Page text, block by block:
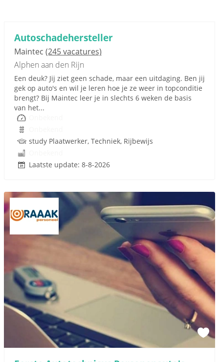
Autoschadehersteller
Maintec (245 vacatures)
Alphen aan den Rijn
Een deuk? Jij ziet geen schade, maar een uitdaging. Ben jij
gek op auto's en wil je leren hoe je ze weer in topconditie
brengt? Bij Maintec leer je in slechts 6 weken de basis
van het...
study Plaatwerker, Techniek, Rijbewijs
Laatste update: 8-8-2026